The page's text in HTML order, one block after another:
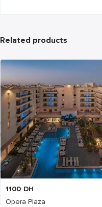
Related products
1100 DH
Opera Plaza